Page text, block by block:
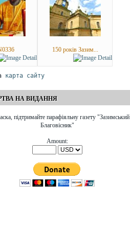
стражданнях і боротьбі,
пережитих святими, на
переслідуваннях, тортурах і
вигнанні, що їх вони зазнали
України, яку він подав
незадовго до своєї смерті. Цей
документ поширювався у
самвидаві ще в 1960-х роках,
як свідчення нечесності
Академік Белецький наочно
показав, що творці наукового
жодного справжнього вченого.
150 років Зазим...
карта сайту
НА ВИДАННЯ
підтримайте парафіяльну газету "Зазимський
Благовісник"
Amount: